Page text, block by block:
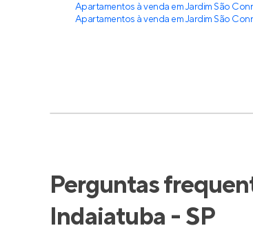
Apartamentos à venda em Jardim São
Apartamentos à venda em Jardim São
Perguntas
Indaiatuba - SP